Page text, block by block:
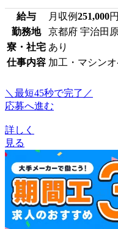
給与 月収例251,000円
勤務地
京都府 宇治田
寮・社宅 あり
仕事内容 加工・マシン
＼最短45秒で完了／
応募へ進む
詳しく
見る